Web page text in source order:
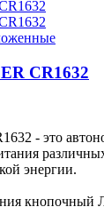
CR1632
- это
энергии.
кнопочный